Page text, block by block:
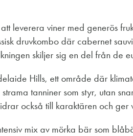
leverera viner med generös
druvkombo där cabernet
skiljer sig en del från de
Hills, ett område där
tanniner som styr, utan
också till karaktären och ger
mix av mörka bär som